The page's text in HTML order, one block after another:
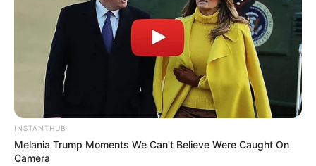
INSTANTHUB
Melania Trump Moments We Can't Believe Were Caught On
Camera